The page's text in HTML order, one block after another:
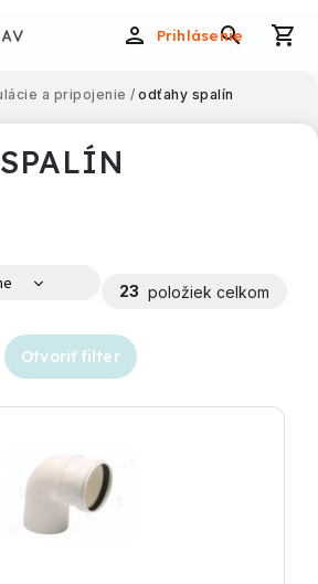
Prihlásenie
a pripojenie / odťahy spalín
23 položiek celkom
Otvoriť filter